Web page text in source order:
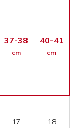
37-38
cm
40-41
cm
17 18